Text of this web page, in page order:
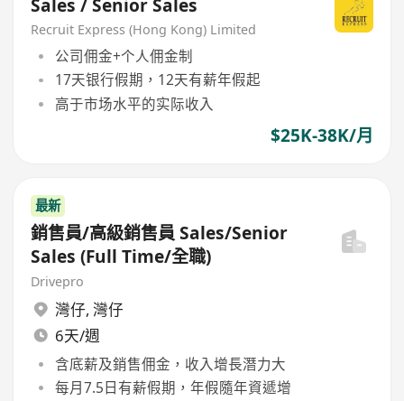
Sales / Senior Sales
Recruit Express (Hong Kong) Limited
公司佣金+个人佣金制
17天银行假期，12天有薪年假起
高于市场水平的实际收入
$25K-38K/月
最新
銷售員/高級銷售員 Sales/Senior
Sales (Full Time/全職)
Drivepro
灣仔, 灣仔
6天/週
含底薪及銷售佣金，收入增長潛力大
每月7.5日有薪假期，年假隨年資遞增